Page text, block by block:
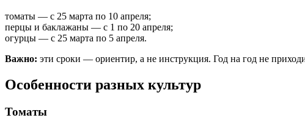
томаты — с 25 марта по 10 апреля;
перцы и баклажаны — с 1 по 20 апреля;
огурцы — с 25 марта по 5 апреля.
Важно: эти сроки — ориентир, а не инструкция. Год на год не
Особенности разных культур
Томаты